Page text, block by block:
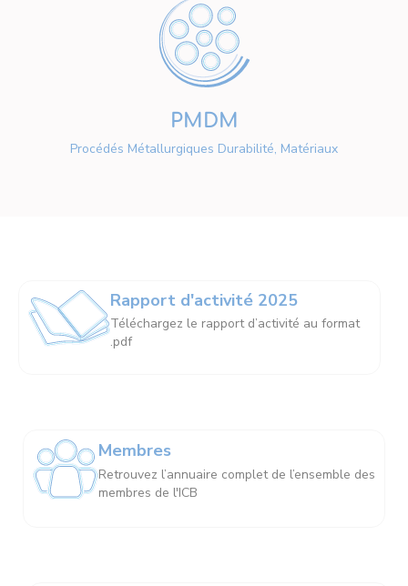
PMDM
Procédés Métallurgiques Durabilité, Matériaux
Rapport d'activité 2025
Téléchargez le rapport d’activité au format
.pdf
Membres
Retrouvez l’annuaire complet de l’ensemble des
membres de l'ICB